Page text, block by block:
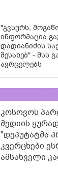
"გვსურს,
ინფორმაცია
დადიანიძის
შესახებ" - შსს
ავრცელებს
კოსოვოს
მედიის
"დეპუტატმა
კვერცხები
ამსახველი